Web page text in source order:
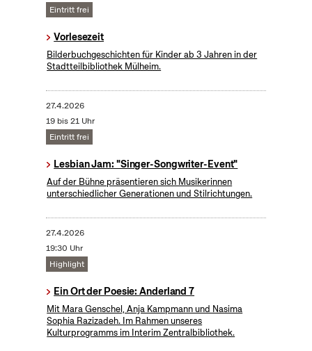
Eintritt frei
Vorlesezeit
Bilderbuchgeschichten für Kinder ab 3 Jahren in der
Stadtteilbibliothek Mülheim.
27.4.2026
19 bis 21 Uhr
Eintritt frei
Lesbian Jam: "Singer-Songwriter-Event"
Auf der Bühne präsentieren sich Musikerinnen
unterschiedlicher Generationen und Stilrichtungen.
27.4.2026
19:30 Uhr
Highlight
Ein Ort der Poesie: Anderland 7
Mit Mara Genschel, Anja Kampmann und Nasima
Sophia Razizadeh. Im Rahmen unseres
Kulturprogramms im Interim Zentralbibliothek.